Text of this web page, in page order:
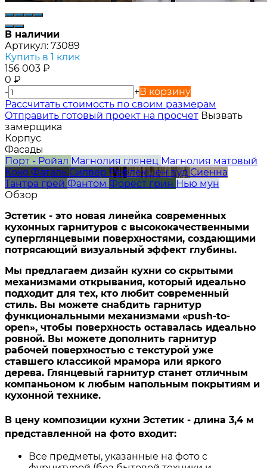
В наличии
Артикул: 73089
Купить в 1 клик
156 003 ₽
0 ₽
-
+В корзину
Расcчитать стоимость по своим размерам
Отправить готовый проект на просчет Вызвать
замерщика
Корпус
Фасады
Порт - Ройал Магнолия глянец Магнолия матовый
Коко Фаталь Силвер Рефлекшен вуд Сиенна
Тантра грей Фантом Форест грин Нью мун
Обзор
Эстетик - это новая линейка современных
кухонных гарнитуров с высококачественными
суперглянцевыми поверхностями, создающими
потрясающий визуальный эффект глубины.
Мы предлагаем дизайн кухни со скрытыми
механизмами открывания, который идеально
подходит для тех, кто любит современный
стиль. Вы можете снабдить гарнитур
функциональными механизмами «push-to-
open», чтобы поверхность оставалась идеально
ровной. Вы можете дополнить гарнитур
рабочей поверхностью с текстурой уже
ставшего классикой мрамора или яркого
дерева. Глянцевый гарнитур станет отличным
компаньоном к любым напольным покрытиям и
кухонной технике.
В цену композиции кухни Эстетик - длина 3,4 м
представленной на фото входит:
Все предметы, указанные на фото с